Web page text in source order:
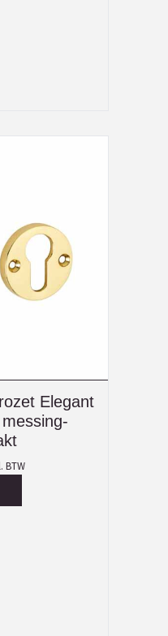
Elegant
BTW